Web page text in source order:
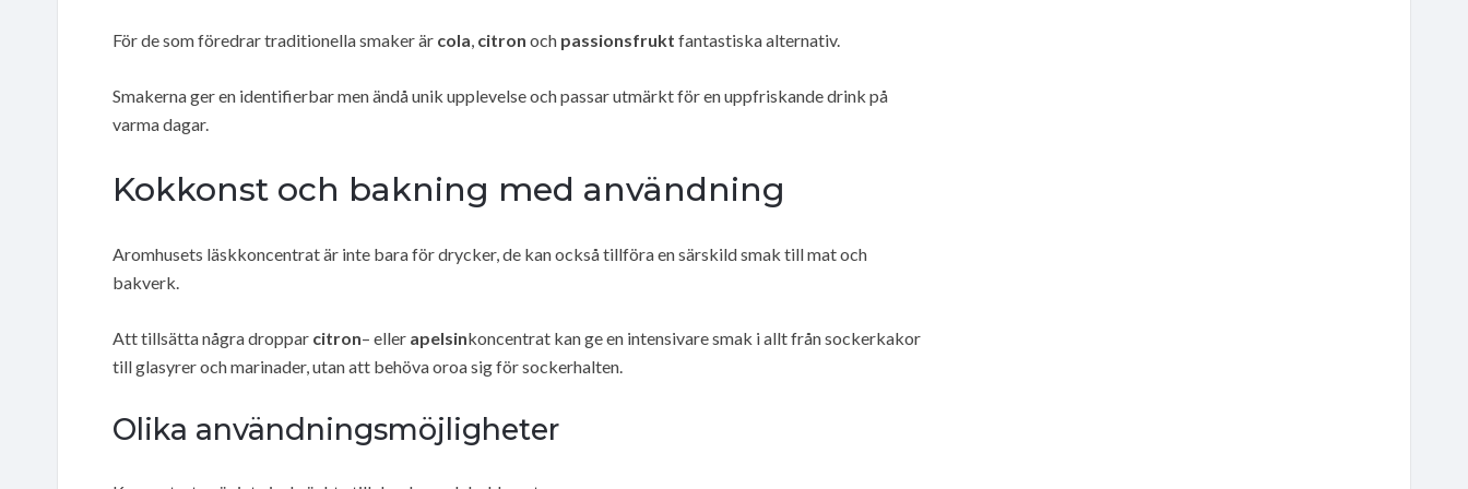
För de som föredrar traditionella smaker är cola, citron och passionsfrukt fantastiska alternativ.
Smakerna ger en identifierbar men ändå unik upplevelse och passar utmärkt för en uppfriskande drink på
varma dagar.
Kokkonst och bakning med användning
Aromhusets läskkoncentrat är inte bara för drycker, de kan också tillföra en särskild smak till mat och
bakverk.
Att tillsätta några droppar citron– eller apelsinkoncentrat kan ge en intensivare smak i allt från sockerkakor
till glasyrer och marinader, utan att behöva oroa sig för sockerhalten.
Olika användningsmöjligheter